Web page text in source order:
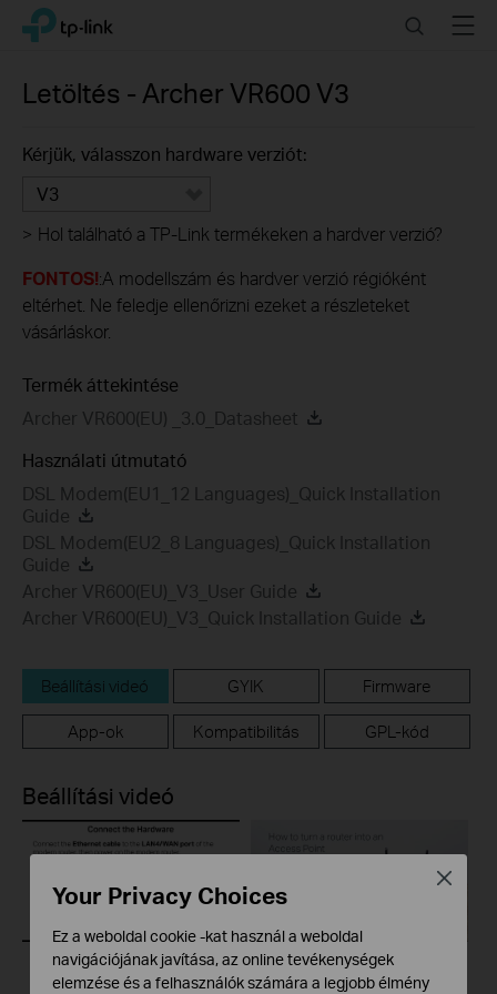
Click
navigation
TP-Link, Reliably Smart SearchMenu
Letöltés - Archer VR600 V3
Kérjük, válasszon hardware verziót:
V3
> Hol található a TP-Link termékeken a hardver verzió?
FONTOS!:A modellszám és hardver verzió régióként
eltérhet. Ne feledje ellenőrizni ezeket a részleteket
vásárláskor.
Termék áttekintése
Archer VR600(EU) _3.0_Datasheet
Használati útmutató
DSL Modem(EU1_12 Languages)_Quick Installation
Guide
DSL Modem(EU2_8 Languages)_Quick Installation
Guide
Archer VR600(EU)_V3_User Guide
Archer VR600(EU)_V3_Quick Installation Guide
Beállítási videó GYIK Firmware
App-ok Kompatibilitás GPL-kód
Beállítási videó
Your Privacy Choices
Ez a weboldal cookie -kat használ a weboldal
navigációjának javítása, az online tevékenységek
elemzése és a felhasználók számára a legjobb élmény
Close